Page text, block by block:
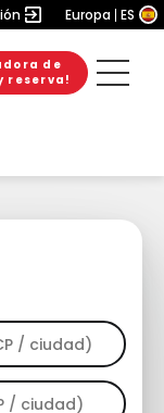
Europa ES
de
reserva!